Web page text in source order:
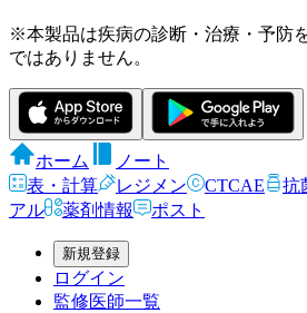
※本製品は疾病の診断・治療・予防
ではありません。
ホーム
ノート
表・計算
レジメン CTCAE 抗
アル
薬剤情報 ポスト
新規登録
ログイン
監修医師一覧